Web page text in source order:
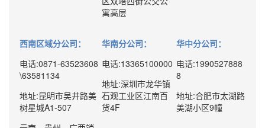
寓高层
西南区域分公司：
电话:0871-63523608
\63581134
地址:昆明市吴井路美
树星城A1-507
华南分公司：
电话:13365100000
地址:深圳市龙华镇
石观工业区江南百
货4F
华中分公司：
电话:1990527888
8
地址:合肥市太湖路
美湖小区9幢